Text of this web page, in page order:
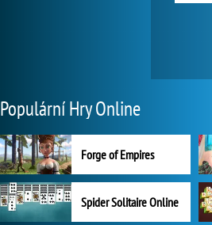
Populární Hry Online
Forge of Empires
Spider Solitaire Online